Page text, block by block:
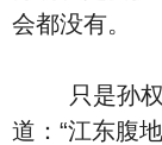
会都没有。
只是孙权
道：“江东腹